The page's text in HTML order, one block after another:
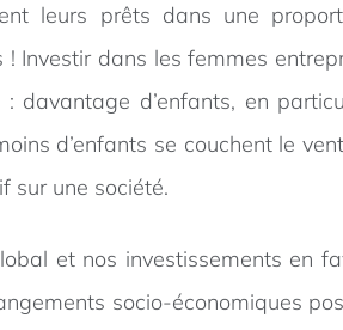
leurs prêts dans une
! Investir dans les femmes
: davantage d’enfants, en
d’enfants se couchent le
sur une société.
et nos investissements en
socio-économiques